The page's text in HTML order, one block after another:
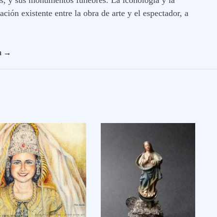
existente entre la obra de arte y el espectador, a
→